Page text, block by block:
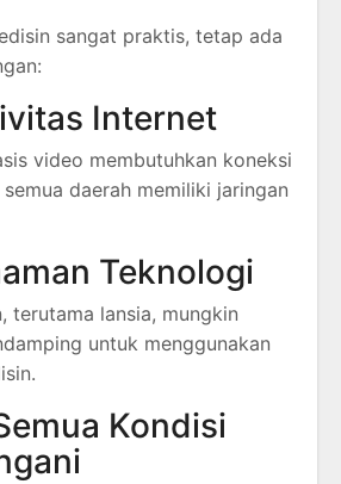
sangat praktis, tetap ada
Internet
video membutuhkan koneksi
daerah memiliki jaringan
Teknologi
terutama lansia, mungkin
untuk menggunakan
Kondisi